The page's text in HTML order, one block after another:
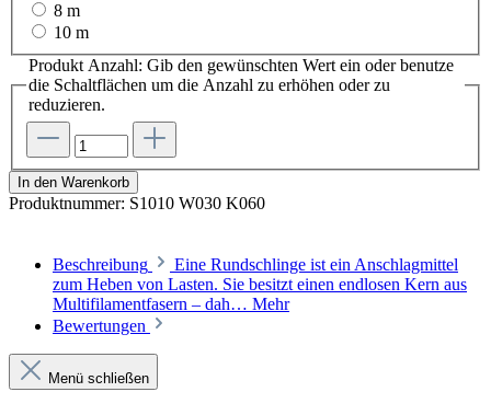
8 m
10 m
Produkt Anzahl: Gib den gewünschten Wert ein oder benutze
die Schaltflächen um die Anzahl zu erhöhen oder zu
reduzieren.
In den Warenkorb
Produktnummer: S1010 W030 K060
Beschreibung
Eine Rundschlinge ist ein Anschlagmittel
zum Heben von Lasten. Sie besitzt einen endlosen Kern aus
Multifilamentfasern – dah… Mehr
Bewertungen
Menü schließen